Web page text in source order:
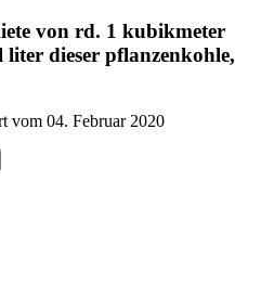
von rd. 1 kubikmeter
liter dieser pflanzenkohle,
vom 04. Februar 2020